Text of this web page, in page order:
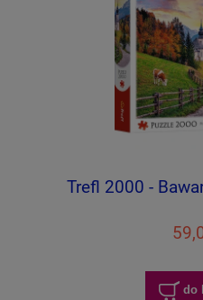
Trefl 2000 -
do